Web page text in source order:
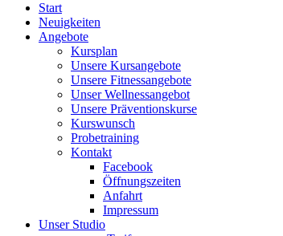
Start
Neuigkeiten
Angebote
Kursplan
Unsere Kursangebote
Unsere Fitnessangebote
Unser Wellnessangebot
Unsere Präventionskurse
Kurswunsch
Probetraining
Kontakt
Facebook
Öffnungszeiten
Anfahrt
Impressum
Unser Studio